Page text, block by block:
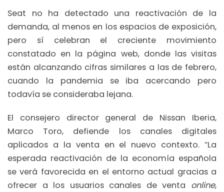
Seat no ha detectado una reactivación de la
demanda, al menos en los espacios de exposición,
pero sí celebran el creciente movimiento
constatado en la página web, donde las visitas
están alcanzando cifras similares a las de febrero,
cuando la pandemia se iba acercando pero
todavía se consideraba lejana.
El consejero director general de Nissan Iberia,
Marco Toro, defiende los canales digitales
aplicados a la venta en el nuevo contexto. “La
esperada reactivación de la economía española
se verá favorecida en el entorno actual gracias a
ofrecer a los usuarios canales de venta online,